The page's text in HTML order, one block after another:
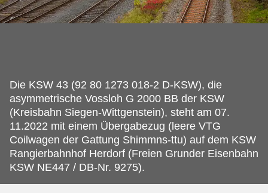
Die KSW 43 (92 80 1273 018-2 D-KSW), die
asymmetrische Vossloh G 2000 BB der KSW
(Kreisbahn Siegen-Wittgenstein), steht am 07.
11.2022 mit einem Übergabezug (leere VTG
Coilwagen der Gattung Shimmns-ttu) auf dem KSW
Rangierbahnhof Herdorf (Freien Grunder Eisenbahn
KSW NE447 / DB-Nr. 9275).